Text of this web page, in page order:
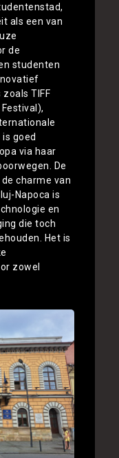
als een van
de
studenten
TIFF
goed
via haar
De
charme van
Napoca is
en
die toch
Het is
zowel